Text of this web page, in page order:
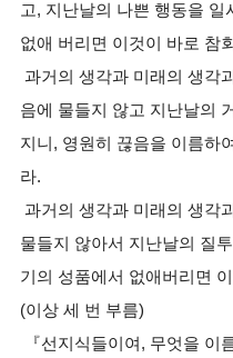
고, 지난날의 나쁜 행동을 일
없애 버리면 이것이 바로 참
과거의 생각과 미래의 생각
음에 물들지 않고 지난날의
지니, 영원히 끊음을 이름하
라.
과거의 생각과 미래의 생각
물들지 않아서 지난날의 질
기의 성품에서 없애버리면
(이상 세 번 부름)
『선지식들이여, 무엇을 이